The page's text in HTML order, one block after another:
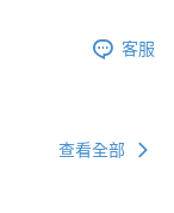
客服
查看全部